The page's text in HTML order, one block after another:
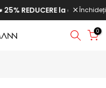
REDUCERE la comenzile
Închideți
0